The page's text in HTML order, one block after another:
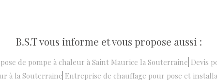
B.S.T vous informe et vous propose aussi :
de pompe à chaleur à Saint Maurice la Souterraine Devis
à la Souterraine Entreprise de chauffage pour pose et